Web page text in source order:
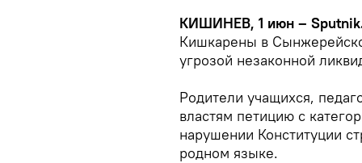
КИШИНЕВ, 1 июн –
Кишкарены в
угрозой незаконной
Родители учащихся,
властям петицию с
нарушении Конституции
родном языке.